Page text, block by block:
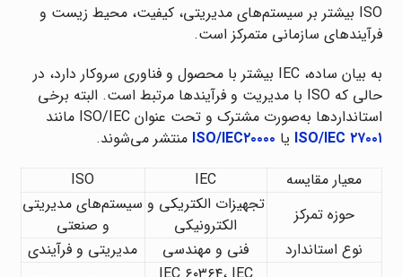
ISO بیشتر بر سیستم‌های مدیریتی، کیفیت، محیط زیست و
فرآیندهای سازمانی متمرکز است.
به بیان ساده، IEC بیشتر با محصول و فناوری سروکار دارد، در
حالی که ISO با مدیریت و فرآیندها مرتبط است. البته برخی
استانداردها به‌صورت مشترک و تحت عنوان ISO/IEC مانند
ISO/IEC ۲۷۰۰۱ یا ISO/IEC۲۰۰۰۰ منتشر می‌شوند.
معیار مقایسه
IEC
ISO
حوزه تمرکز
تجهیزات الکتریکی و
الکترونیکی
سیستم‌های مدیریتی
و صنعتی
نوع استاندارد
فنی و مهندسی
مدیریتی و فرآیندی